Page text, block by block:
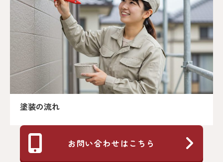
塗装の流れ
お問い合わせはこちら